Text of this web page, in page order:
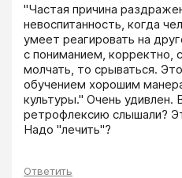
"Частая причина
невоспитанность, когда
умеет реагировать на
с пониманием, корректно,
молчать, то срываться.
обучением хорошим
культуры." Очень удивлен.
ретрофлексию слышали?
Надо "лечить"?
Ответить